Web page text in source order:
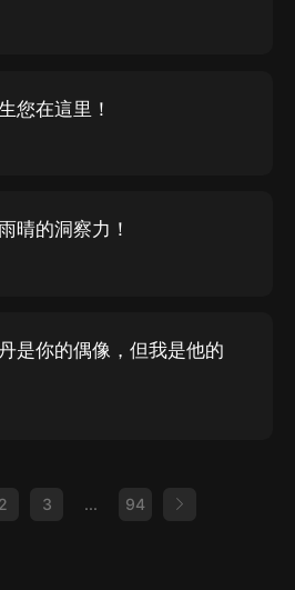
您在這里！
晴的洞察力！
是你的偶像，但我是他的
2 3 ... 94